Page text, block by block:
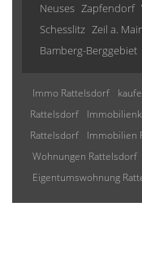
Neuses Zapfendorf
Schesslitz Zeil a.
Bamberg-Berggebiet
Immo Rattelsdorf
Rattelsdorf
Rattelsdorf
Immobilien
Wohnungen Rattelsdorf
Eigentumswohnung